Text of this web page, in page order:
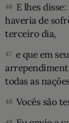
46 E lhes
haveria de
terceiro dia,
47 e que em
todas as
48 Vocês são